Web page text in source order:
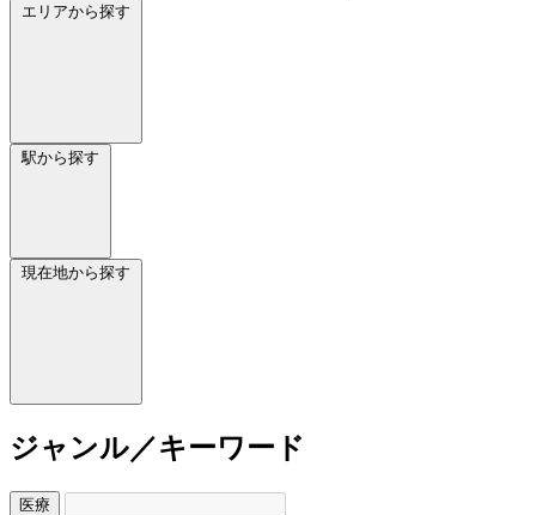
エリアから探す
駅から探す
現在地から探す
ジャンル／キーワード
医療